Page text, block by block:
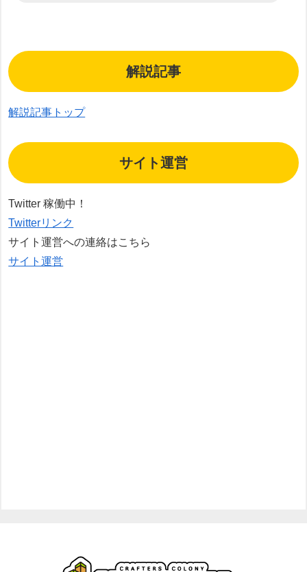
解説記事
解説記事トップ
サイト運営
Twitter 稼働中！
Twitterリンク
サイト運営への連絡はこちら
サイト運営